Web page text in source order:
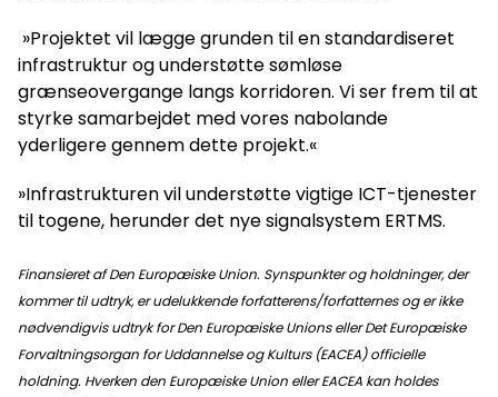
»Projektet vil lægge grunden til en standardiseret
infrastruktur og understøtte sømløse
grænseovergange langs korridoren. Vi ser frem til at
styrke samarbejdet med vores nabolande
yderligere gennem dette projekt.«
»Infrastrukturen vil understøtte vigtige ICT-tjenester
til togene, herunder det nye signalsystem ERTMS.
Finansieret af Den Europæiske Union. Synspunkter og holdninger, der
kommer til udtryk, er udelukkende forfatterens/forfatternes og er ikke
nødvendigvis udtryk for Den Europæiske Unions eller Det Europæiske
Forvaltningsorgan for Uddannelse og Kulturs (EACEA) officielle
holdning. Hverken den Europæiske Union eller EACEA kan holdes